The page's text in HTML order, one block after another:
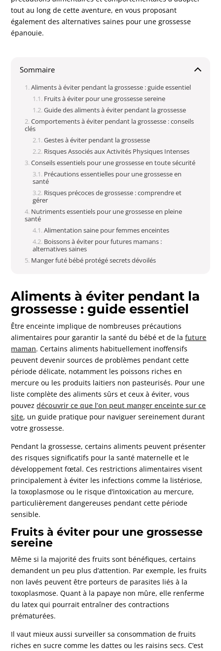
tout au long de cette aventure, en vous proposant
également des alternatives saines pour une grossesse
épanouie.
Sommaire
Aliments à éviter pendant la grossesse : guide essentiel
Fruits à éviter pour une grossesse sereine
Guide des aliments à éviter pendant la grossesse
Comportements à éviter pendant la grossesse : conseils
clés
Gestes à éviter pendant la grossesse
Risques Associés aux Activités Physiques Intenses
Conseils essentiels pour une grossesse en toute sécurité
Précautions essentielles pour une grossesse en
santé
Risques précoces de grossesse : comprendre et
gérer
Nutriments essentiels pour une grossesse en pleine
santé
Alimentation saine pour femmes enceintes
Boissons à éviter pour futures mamans :
alternatives saines
Manger futé bébé protégé secrets dévoilés
Aliments à éviter pendant la
grossesse : guide essentiel
Être enceinte implique de nombreuses précautions
alimentaires pour garantir la santé du bébé et de lafuture
maman. Certains aliments habituellement inoffensifs
peuvent devenir sources de problèmes pendant cette
période délicate, notamment les poissons riches en
mercure ou les produits laitiers non pasteurisés. Pour une
liste complète des aliments sûrs et ceux à éviter, vous
pouvezdécouvrir ce que l’on peut manger enceinte sur ce
site, un guide pratique pour naviguer sereinement durant
votre grossesse.
Pendant la grossesse, certains aliments peuvent présenter
des risques significatifs pour la santé maternelle et le
développement fœtal. Ces restrictions alimentaires visent
principalement à éviter les infections comme la listériose,
la toxoplasmose ou le risque d’intoxication au mercure,
particulièrement dangereuses pendant cette période
sensible.
Fruits à éviter pour une grossesse
sereine
Même si la majorité des fruits sont bénéfiques, certains
demandent un peu plus d’attention. Par exemple, les fruits
non lavés peuvent être porteurs de parasites liés à la
toxoplasmose. Quant à la papaye non mûre, elle renferme
du latex qui pourrait entraîner des contractions
prématurées.
Il vaut mieux aussi surveiller sa consommation de fruits
riches en sucre comme les dattes ou les raisins secs. C’est